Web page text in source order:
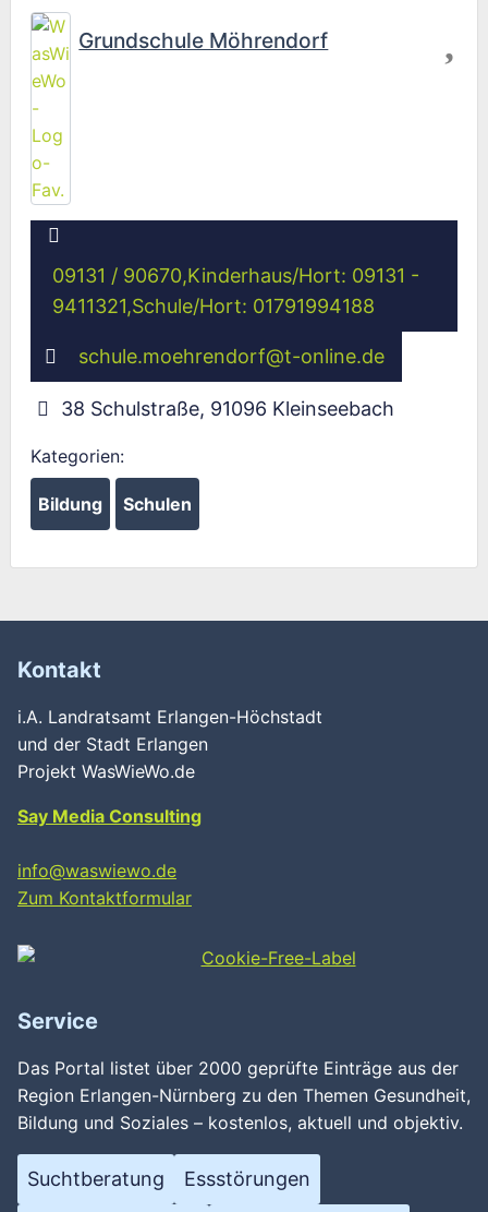
Grundschule Möhrendorf
09131 / 90670,Kinderhaus/Hort: 09131 -
9411321,Schule/Hort: 01791994188
schule.moehrendorf@t-online.de
38 Schulstraße, 91096 Kleinseebach
Kategorien:
Bildung Schulen
Wird geladen …
Kontakt
i.A. Landratsamt Erlangen-Höchstadt
und der Stadt Erlangen
Projekt WasWieWo.de
Say Media Consulting
info@waswiewo.de
Zum Kontaktformular
Service
Das Portal listet über 2000 geprüfte Einträge aus der
Region Erlangen-Nürnberg zu den Themen Gesundheit,
Bildung und Soziales – kostenlos, aktuell und objektiv.
Suchtberatung Essstörungen